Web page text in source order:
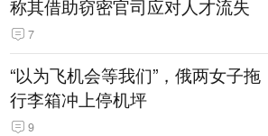
称其借助窃密官司应对人才流失
7
“以为飞机会等我们”，俄两女子拖
行李箱冲上停机坪
9